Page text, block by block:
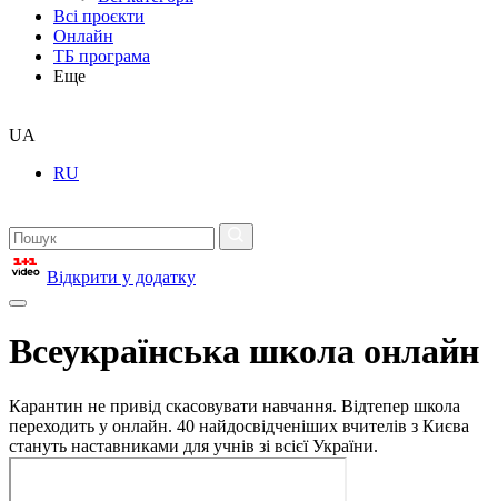
Всі проєкти
Онлайн
ТБ програма
Еще
UA
RU
Відкрити у додатку
Всеукраїнська школа онлайн
Карантин не привід скасовувати навчання. Відтепер школа
переходить у онлайн. 40 найдосвідченіших вчителів з Києва
стануть наставниками для учнів зі всієї України.